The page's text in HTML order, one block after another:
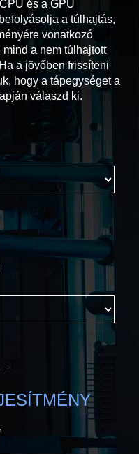
és a GPU
a túlhajtás,
vonatkozó
a nem túlhajtott
a jövőben frissíteni
hogy a tápegységet a
válaszd ki.